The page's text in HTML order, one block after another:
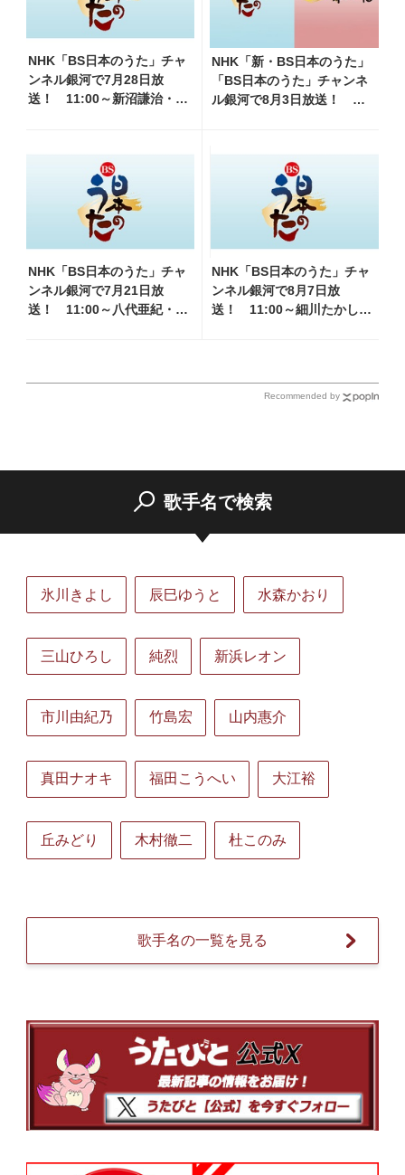
NHK「BS日本のうた」チャ
ンネル銀河で7月28日放
送！ 11:00～新沼謙治・水
各放送回の出演者・曲目情
NHK「新・BS日本のうた」
「BS日本のうた」チャンネ
ル銀河で8月3日放送！
他、18:00～鳥羽一郎・氷川
きよし他登場！ 各放送回の
出演者・曲目情報
NHK「BS日本のうた」チャ
ンネル銀河で7月21日放
送！ 11:00～八代亜紀・山
曲目情報
NHK「BS日本のうた」チャ
ンネル銀河で8月7日放
送！ 11:00～細川たかし・
目情報
Recommended by
歌手名で検索
氷川きよし 辰巳ゆうと 水森かおり
三山ひろし 純烈 新浜レオン
市川由紀乃 竹島宏 山内惠介
真田ナオキ 福田こうへい 大江裕
丘みどり 木村徹二 杜このみ
歌手名の一覧を見る